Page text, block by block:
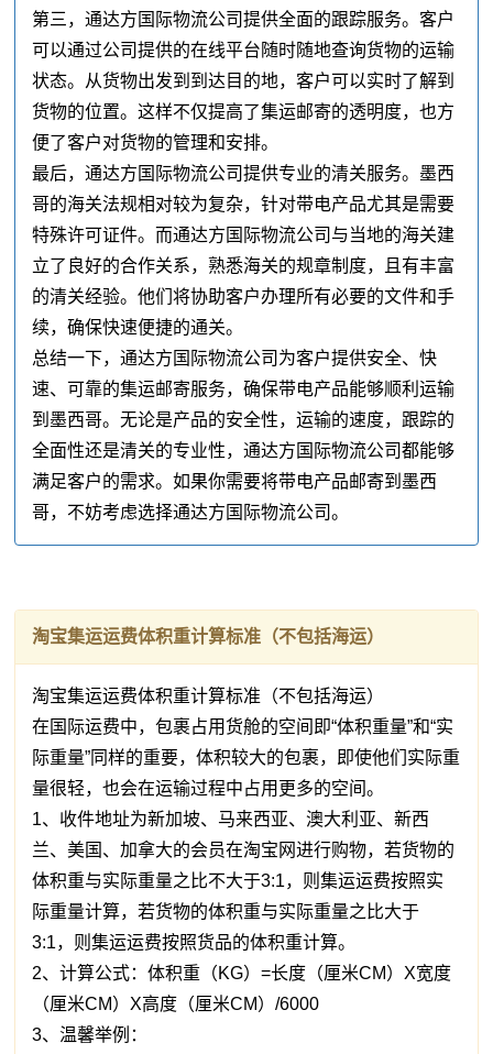
第三，通达方国际物流公司提供全面的跟踪服务。客户
可以通过公司提供的在线平台随时随地查询货物的运输
状态。从货物出发到到达目的地，客户可以实时了解到
货物的位置。这样不仅提高了集运邮寄的透明度，也方
便了客户对货物的管理和安排。
最后，通达方国际物流公司提供专业的清关服务。墨西
哥的海关法规相对较为复杂，针对带电产品尤其是需要
特殊许可证件。而通达方国际物流公司与当地的海关建
立了良好的合作关系，熟悉海关的规章制度，且有丰富
的清关经验。他们将协助客户办理所有必要的文件和手
续，确保快速便捷的通关。
总结一下，通达方国际物流公司为客户提供安全、快
速、可靠的集运邮寄服务，确保带电产品能够顺利运输
到墨西哥。无论是产品的安全性，运输的速度，跟踪的
全面性还是清关的专业性，通达方国际物流公司都能够
满足客户的需求。如果你需要将带电产品邮寄到墨西
哥，不妨考虑选择通达方国际物流公司。
淘宝集运运费体积重计算标准（不包括海运）
淘宝集运运费体积重计算标准（不包括海运）
在国际运费中，包裹占用货舱的空间即“体积重量”和“实
际重量”同样的重要，体积较大的包裹，即使他们实际重
量很轻，也会在运输过程中占用更多的空间。
1、收件地址为新加坡、马来西亚、澳大利亚、新西
兰、美国、加拿大的会员在淘宝网进行购物，若货物的
体积重与实际重量之比不大于3:1，则集运运费按照实
际重量计算，若货物的体积重与实际重量之比大于
3:1，则集运运费按照货品的体积重计算。
2、计算公式：体积重（KG）=长度（厘米CM）X宽度
（厘米CM）X高度（厘米CM）/6000
3、温馨举例：